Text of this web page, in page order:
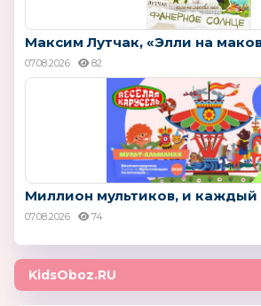
Максим Лутчак, «Элли на
07.08.2026 82
Миллион мультиков, и
07.08.2026 74
KidsOboz.RU